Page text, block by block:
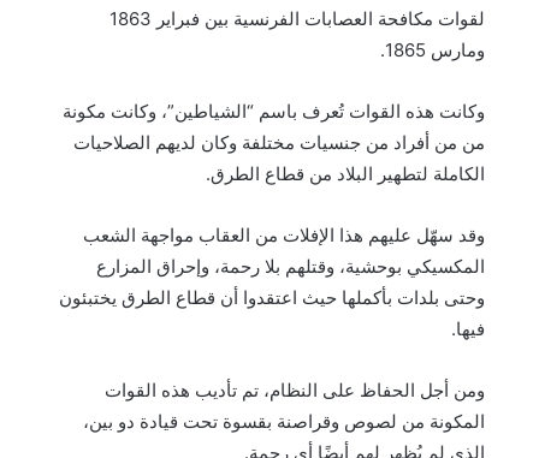
لقوات مكافحة العصابات الفرنسية بين فبراير 1863
ومارس 1865.
وكانت هذه القوات تُعرف باسم “الشياطين”، وكانت مكونة
من من أفراد من جنسيات مختلفة وكان لديهم الصلاحيات
الكاملة لتطهير البلاد من قطاع الطرق.
وقد سهّل عليهم هذا الإفلات من العقاب مواجهة الشعب
المكسيكي بوحشية، وقتلهم بلا رحمة، وإحراق المزارع
وحتى بلدات بأكملها حيث اعتقدوا أن قطاع الطرق يختبئون
فيها.
ومن أجل الحفاظ على النظام، تم تأديب هذه القوات
المكونة من لصوص وقراصنة بقسوة تحت قيادة دو بين،
الذي لم يُظهر لهم أيضًا أي رحمة.